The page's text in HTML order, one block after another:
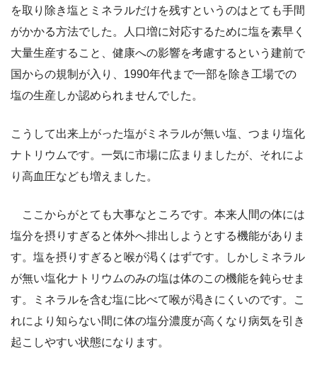
を取り除き塩とミネラルだけを残すというのはとても手間
がかかる方法でした。人口増に対応するために塩を素早く
大量生産すること、健康への影響を考慮するという建前で
国からの規制が入り、1990年代まで一部を除き工場での
塩の生産しか認められませんでした。
こうして出来上がった塩がミネラルが無い塩、つまり塩化
ナトリウムです。一気に市場に広まりましたが、それによ
り高血圧なども増えました。
ここからがとても大事なところです。本来人間の体には
塩分を摂りすぎると体外へ排出しようとする機能がありま
す。塩を摂りすぎると喉が渇くはずです。しかしミネラル
が無い塩化ナトリウムのみの塩は体のこの機能を鈍らせま
す。ミネラルを含む塩に比べて喉が渇きにくいのです。こ
れにより知らない間に体の塩分濃度が高くなり病気を引き
起こしやすい状態になります。